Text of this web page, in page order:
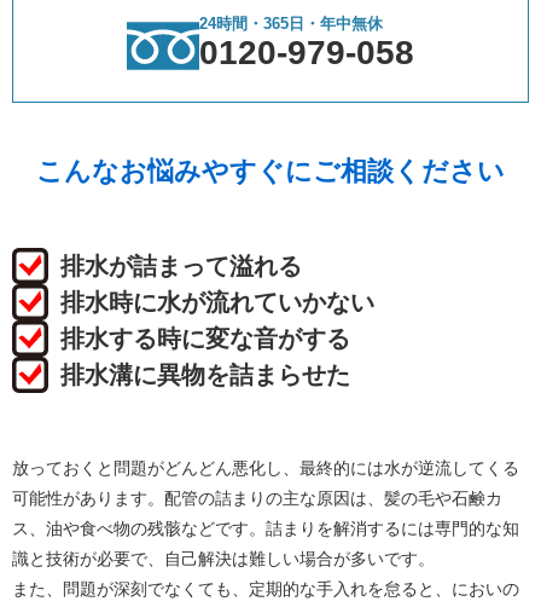
24時間・365日・年中無休
0120-979-058
こんなお悩みやすぐにご相談ください
排水が詰まって溢れる
排水時に水が流れていかない
排水する時に変な音がする
排水溝に異物を詰まらせた
放っておくと問題がどんどん悪化し、最終的には水が逆流してくる
可能性があります。配管の詰まりの主な原因は、髪の毛や石鹸カ
ス、油や食べ物の残骸などです。詰まりを解消するには専門的な知
識と技術が必要で、自己解決は難しい場合が多いです。
また、問題が深刻でなくても、定期的な手入れを怠ると、においの